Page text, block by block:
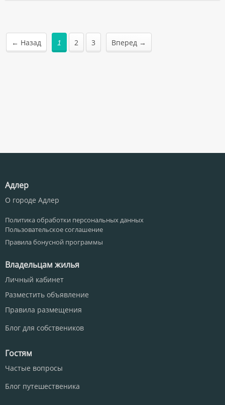
← Назад 1 2 3 Вперед →
Адлер
О городе Адлер
Политика обработки персональных данных
Пользовательское соглашение
Правила бонусной программы
Владельцам жилья
Личный кабинет
Разместить объявление
Правила размещения
Блог для собствеников
Гостям
Частые вопросы
Блог путешественика